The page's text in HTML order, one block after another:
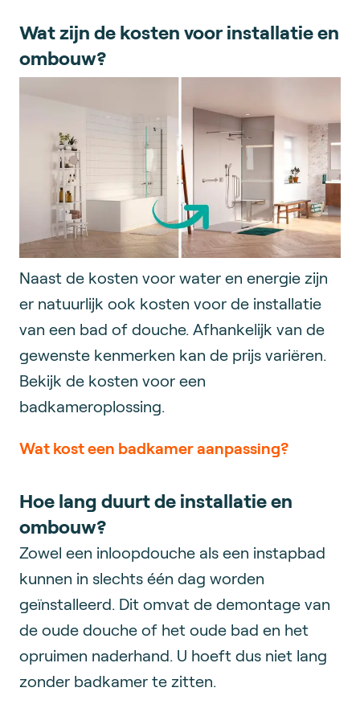
Wat zijn de kosten voor installatie en
ombouw?
Naast de kosten voor water en energie zijn
er natuurlijk ook kosten voor de installatie
van een bad of douche. Afhankelijk van de
gewenste kenmerken kan de prijs variëren.
Bekijk de kosten voor een
badkameroplossing.
Wat kost een badkamer aanpassing?
Hoe lang duurt de installatie en
ombouw?
Zowel een inloopdouche als een instapbad
kunnen in slechts één dag worden
geïnstalleerd. Dit omvat de demontage van
de oude douche of het oude bad en het
opruimen naderhand. U hoeft dus niet lang
zonder badkamer te zitten.